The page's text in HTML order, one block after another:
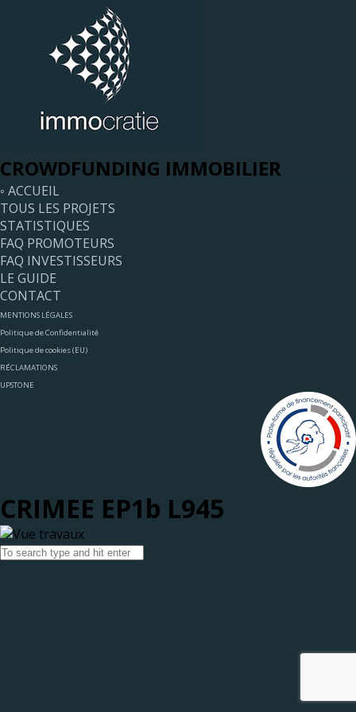
CROWDFUNDING IMMOBILIER
◦ ACCUEIL
TOUS LES PROJETS
STATISTIQUES
FAQ PROMOTEURS
FAQ INVESTISSEURS
LE GUIDE
CONTACT
MENTIONS LÉGALES
Politique de Confidentialité
Politique de cookies (EU)
RÉCLAMATIONS
UPSTONE
CRIMEE EP1b L945